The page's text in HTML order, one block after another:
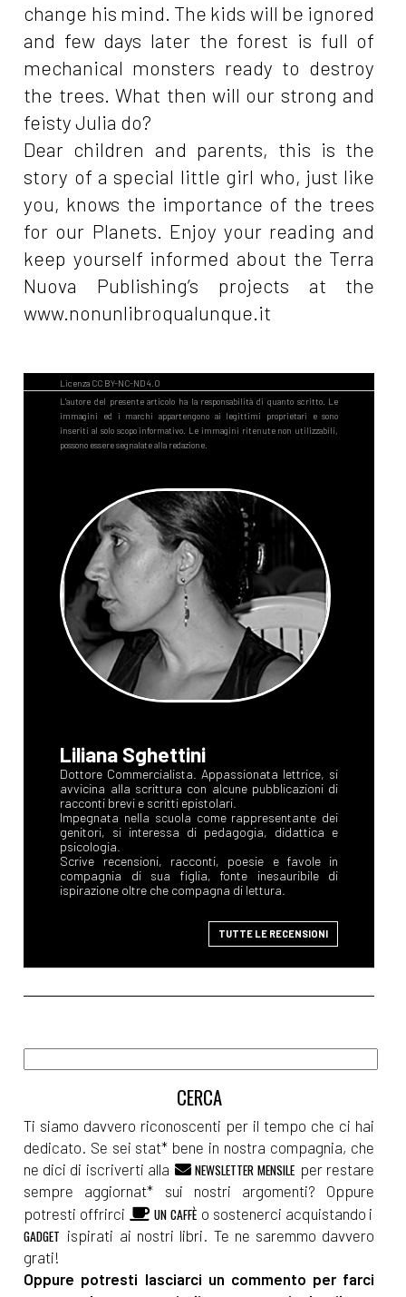
change his mind. The kids will be ignored
and few days later the forest is full of
mechanical monsters ready to destroy
the trees. What then will our strong and
feisty Julia do?
Dear children and parents, this is the
story of a special little girl who, just like
you, knows the importance of the trees
for our Planets. Enjoy your reading and
keep yourself informed about the Terra
Nuova Publishing’s projects at the
www.nonunlibroqualunque.it
Liliana Sghettini
Dottore Commercialista. Appassionata lettrice, si
avvicina alla scrittura con alcune pubblicazioni di
racconti brevi e scritti epistolari.
Impegnata nella scuola come rappresentante dei
genitori, si interessa di pedagogia, didattica e
psicologia.
Scrive recensioni, racconti, poesie e favole in
compagnia di sua figlia, fonte inesauribile di
ispirazione oltre che compagna di lettura.
TUTTE LE RECENSIONI
Ti siamo davvero riconoscenti per il tempo che ci hai
dedicato. Se sei stat* bene in nostra compagnia, che
ne dici di iscriverti alla
NEWSLETTER MENSILE per restare
sempre aggiornat* sui nostri argomenti? Oppure
potresti offrirci
UN CAFFÈ o sostenerci acquistando i
GADGET ispirati ai nostri libri. Te ne saremmo davvero
grati!
Oppure potresti lasciarci un commento per farci